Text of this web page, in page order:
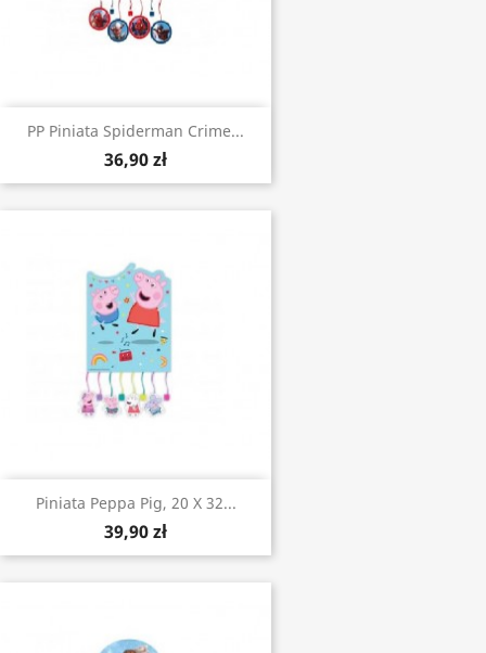
PP Piniata Spiderman Crime...
36,90 zł
Piniata Peppa Pig, 20 X 32...
39,90 zł